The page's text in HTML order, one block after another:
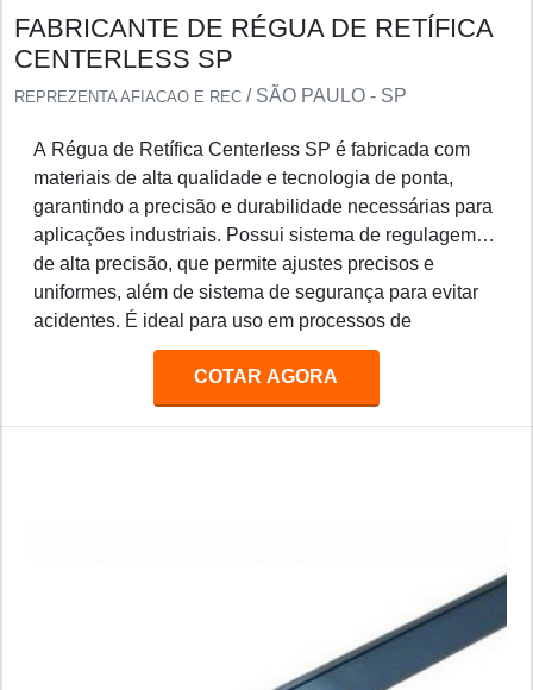
FABRICANTE DE RÉGUA DE RETÍFICA
CENTERLESS SP
REPREZENTA AFIACAO E REC / SÃO PAULO - SP
A Régua de Retífica Centerless SP é fabricada com
materiais de alta qualidade e tecnologia de ponta,
garantindo a precisão e durabilidade necessárias para
aplicações industriais. Possui sistema de regulagem
de alta precisão, que permite ajustes precisos e
uniformes, além de sistema de segurança para evitar
acidentes. É ideal para uso em processos de
retificação de peças de precisão, como eixos, pinos,
COTAR AGORA